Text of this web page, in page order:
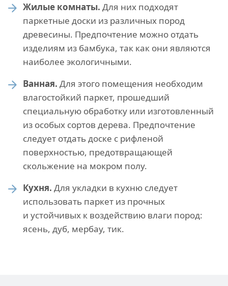
Жилые комнаты. Для них подходят
паркетные доски из различных пород
древесины. Предпочтение можно отдать
изделиям из бамбука, так как они являются
наиболее экологичными.
Ванная. Для этого помещения необходим
влагостойкий паркет, прошедший
специальную обработку или изготовленный
из особых сортов дерева. Предпочтение
следует отдать доске с рифленой
поверхностью, предотвращающей
скольжение на мокром полу.
Кухня. Для укладки в кухню следует
использовать паркет из прочных
и устойчивых к воздействию влаги пород:
ясень, дуб, мербау, тик.